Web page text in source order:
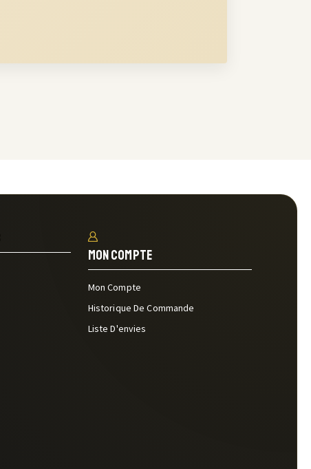
Mon Compte
Mon Compte
Historique De Commande
Liste D'envies